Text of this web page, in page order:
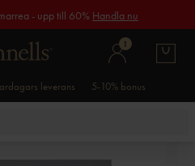
- upp till 60% Handla nu
1
leverans 5-10% bonus